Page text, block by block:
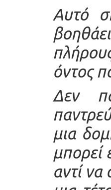
Αυτό
όντος
Δεν
μια
μπορεί
αντί να